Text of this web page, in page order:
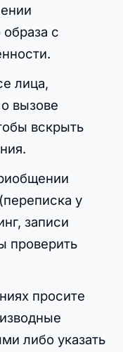
с
лица,
вызове
вскрыть
у
записи
проверить
просите
либо указать